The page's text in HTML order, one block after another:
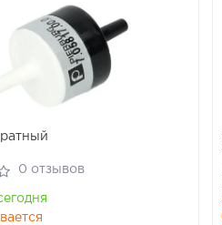
0 отзывов